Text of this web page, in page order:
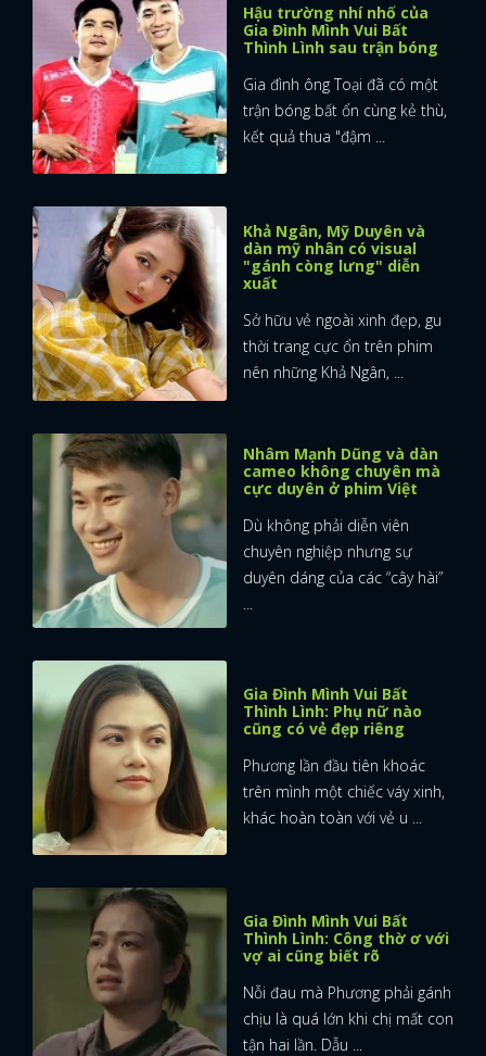
Hậu trường nhí nhố của
Gia Đình Mình Vui Bất
Thình Lình sau trận bóng
Gia đình ông Toại đã có một
trận bóng bất ổn cùng kẻ thù,
kết quả thua "đậm ...
Khả Ngân, Mỹ Duyên và
dàn mỹ nhân có visual
"gánh còng lưng" diễn
xuất
Sở hữu vẻ ngoài xinh đẹp, gu
thời trang cực ổn trên phim
nên những Khả Ngân, ...
Nhâm Mạnh Dũng và dàn
cameo không chuyên mà
cực duyên ở phim Việt
Dù không phải diễn viên
chuyên nghiệp nhưng sự
duyên dáng của các “cây hài”
Gia Đình Mình Vui Bất
Thình Lình: Phụ nữ nào
cũng có vẻ đẹp riêng
Phương lần đầu tiên khoác
trên mình một chiếc váy xinh,
khác hoàn toàn với vẻ u ...
Gia Đình Mình Vui Bất
Thình Lình: Công thờ ơ với
vợ ai cũng biết rõ
Nỗi đau mà Phương phải gánh
chịu là quá lớn khi chị mất con
tận hai lần. Dẫu ...